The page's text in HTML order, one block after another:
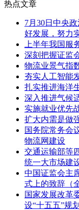
热点文章
7月30日中央
好发展，努力
上半年我国服
深刻把握证监
物流业景气指
夯实人工智能
扎实推进海洋
深入推进气候
实施就业优先
扩大内需是做
国务院常务会
物流网建设
交通运输部等
统一大市场建
中国证监会主
式上的致辞（
国家发展改革
设“十五五”规划